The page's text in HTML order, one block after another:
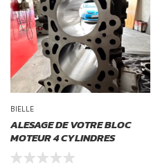
BIELLE
ALESAGE DE VOTRE BLOC
MOTEUR 4 CYLINDRES